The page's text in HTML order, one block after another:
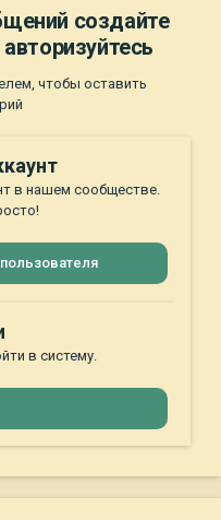
создайте
чтобы оставить
в нашем сообществе.
в систему.